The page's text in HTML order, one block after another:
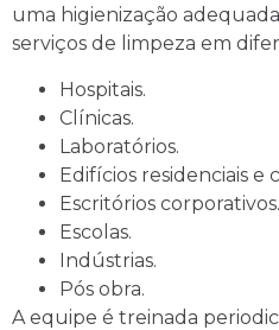
uma higienização
serviços de limpeza em
Hospitais.
Clínicas.
Laboratórios.
Edifícios residenciais e
Escritórios corporativos.
Escolas.
Indústrias.
Pós obra.
A equipe é treinada